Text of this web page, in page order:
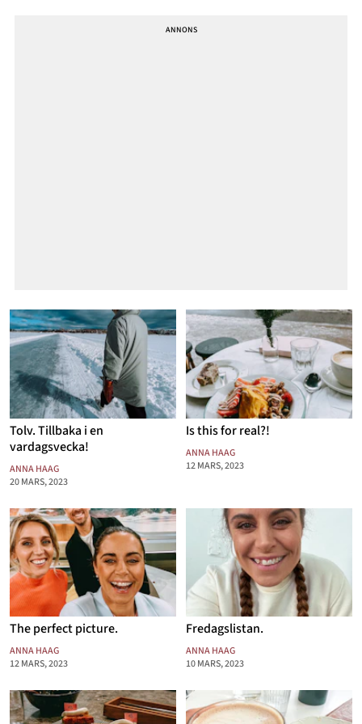
Tolv. Tillbaka i en
vardagsvecka!
ANNA HAAG
20 MARS, 2023
Is this for real?!
ANNA HAAG
12 MARS, 2023
The perfect picture.
ANNA HAAG
12 MARS, 2023
Fredagslistan.
ANNA HAAG
10 MARS, 2023